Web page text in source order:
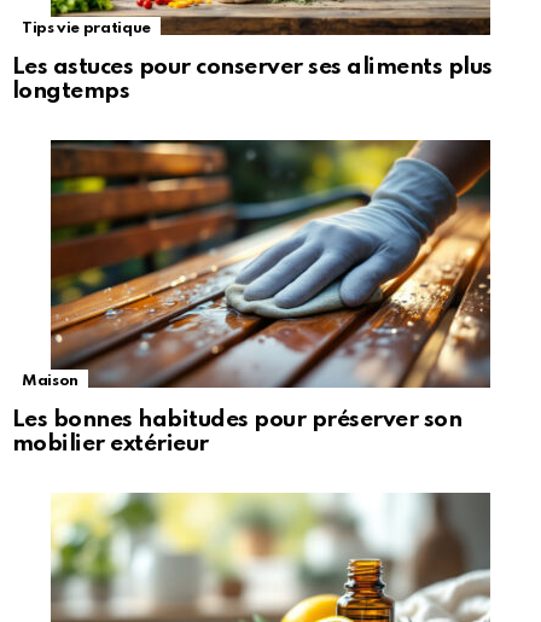
Tips vie pratique
Les astuces pour conserver ses aliments plus
longtemps
Maison
Les bonnes habitudes pour préserver son
mobilier extérieur